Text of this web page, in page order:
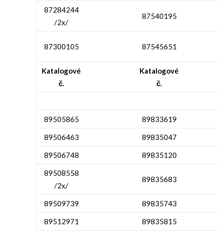
87284244
/2x/
87540195
87300105 87545651
Katalogové
č.
Katalogové
č.
89505865 89833619
89506463 89835047
89506748 89835120
89508558
/2x/
89835683
89509739 89835743
89512971 89835815